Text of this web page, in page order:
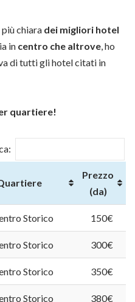
più chiara dei migliori hotel
in centro che altrove , ho
di tutti gli hotel citati in
quartiere!
Prezzo
(da)
Storico 150€
Storico 300€
Storico 350€
Storico 380€